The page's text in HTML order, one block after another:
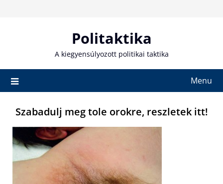
Politaktika
A kiegyensúlyozott politikai taktika
Menu
Szabadulj meg tole orokre, reszletek itt!